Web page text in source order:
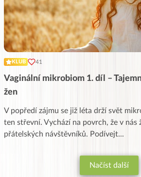
KLUB 41
Vaginální mikrobiom 1. díl –
žen
V popředí zájmu se již léta drží svět
ten střevní. Vychází na povrch, že v nás
přátelských návštěvníků. Podívejt...
Načíst další